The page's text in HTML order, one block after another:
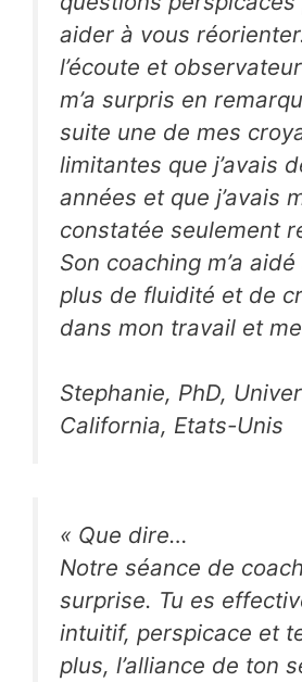
aider à vous
l’écoute et
m’a surpris en
suite une de mes
limitantes que j’avais
années et que j’avais
constatée seulement
Son coaching m’a
plus de fluidité et de
dans mon travail et
Stephanie, PhD,
California, Etats-Unis
« Que dire…
Notre séance de
surprise. Tu es
intuitif, perspicace et
plus, l’alliance de ton